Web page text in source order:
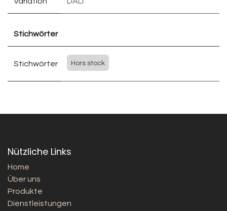
Stichwörter
Stichwörter Hors stock
Nützliche Links
Home
Über uns
Produkte
Dienstleistungen